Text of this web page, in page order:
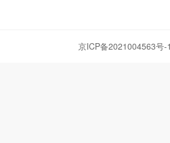
京ICP备2021004563号-